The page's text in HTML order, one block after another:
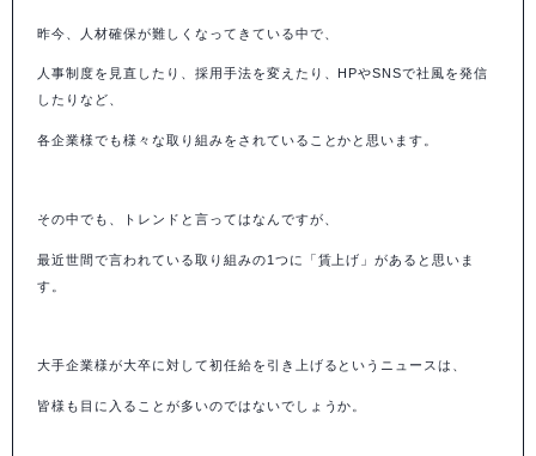
昨今、人材確保が難しくなってきている中で、
人事制度を見直したり、採用手法を変えたり、HPやSNSで社風を発信
したりなど、
各企業様でも様々な取り組みをされていることかと思います。
その中でも、トレンドと言ってはなんですが、
最近世間で言われている取り組みの1 つに「賃上げ」があると思いま
す。
大手企業様が大卒に対して初任給を引き上げるというニュースは、
皆様も目に入ることが多いのではないでしょうか。